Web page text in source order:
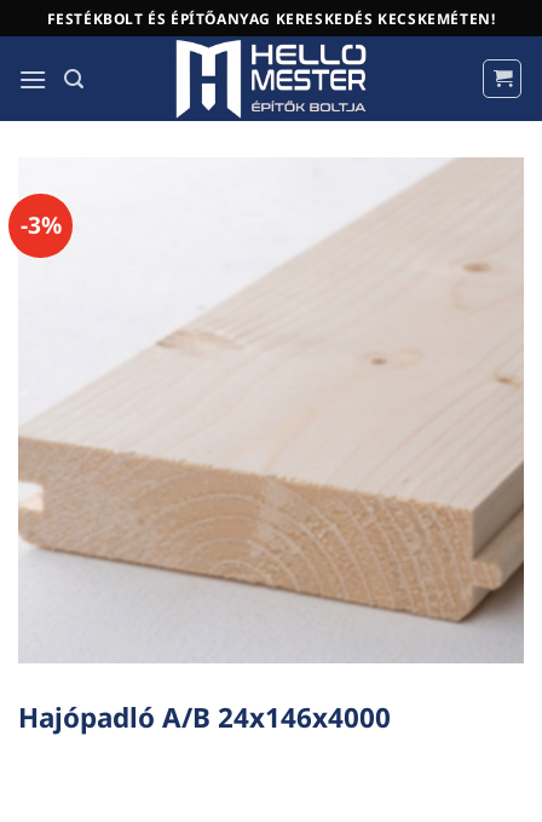
to
content
FESTÉKBOLT ÉS ÉPÍTŐANYAG KERESKEDÉS KECSKEMÉTEN!
-3%
Hajópadló A/B 24x146x4000